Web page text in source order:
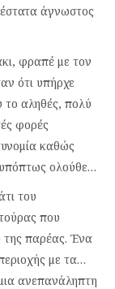
άγνωστος
φραπέ με τον
ότι υπήρχε
το αληθές, πολύ
φορές
καθώς
ολούθε…
του
που
της παρέας. Ένα
με τα…
ανεπανάληπτη